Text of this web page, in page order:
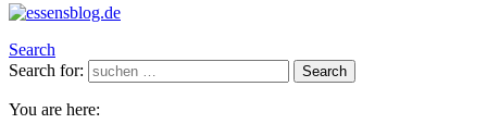
Search
Search for:
Search
You are here: